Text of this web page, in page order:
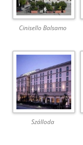
Cinisello Balsamo
Szálloda